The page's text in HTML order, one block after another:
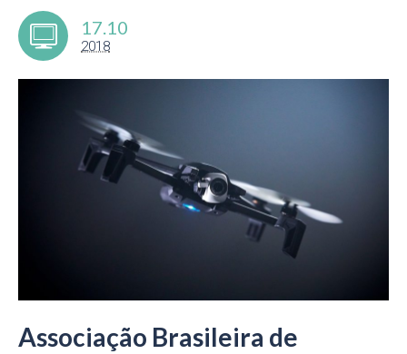
17.10
2018
Associação Brasileira de